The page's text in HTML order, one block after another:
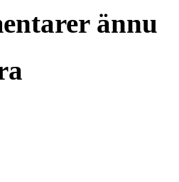
ännu